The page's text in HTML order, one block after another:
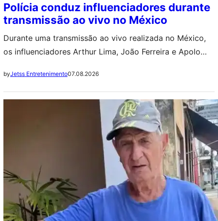
Polícia conduz influenciadores durante
transmissão ao vivo no México
Durante uma transmissão ao vivo realizada no México,
os influenciadores Arthur Lima, João Ferreira e Apolo
No meio da live, oficiais chegaram ao local e
conduziram os criadores de conteúdo para prestar
esclarecimentos. A ação aconteceu sem maiores
incidentes, mas rapidamente viralizou nas redes sociais.
byJetss Entretenimento07.08.2026